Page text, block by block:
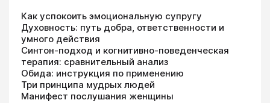
Как успокоить эмоциональную супругу
Духовность: путь добра, ответственности и
умного действия
Синтон-подход и когнитивно-поведенческая
терапия: сравнительный анализ
Обида: инструкция по применению
Три принципа мудрых людей
Манифест послушания женщины